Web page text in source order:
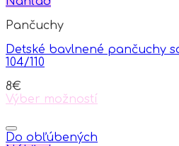
Pančuchy
Detské bavlnené pančuchy
104/110
8€
Výber možností
product
has
Do obľúbených